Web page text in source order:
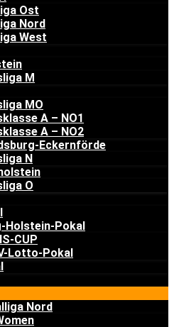
Ost
Nord
West
M
MO
A – NO1
A – NO2
Eckernförde
N
O
Holstein-Pokal
CUP
Lotto-Pokal
Nord